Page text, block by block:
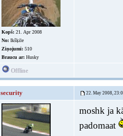
Kopš: 21. Apr 2008
No: Ikšķile
Ziņojumi: 510
Braucu ar: Husky
Offline
security 22. May 2008,
moshk ja
padomaat